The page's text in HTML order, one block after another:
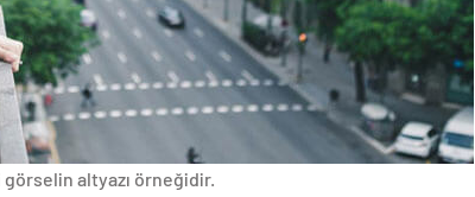
görselin altyazı örneğidir.